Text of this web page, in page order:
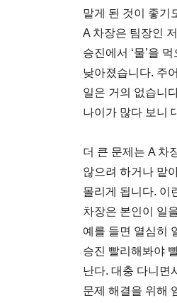
맡게 된 것이 좋기
A 차장은 팀장인
승진에서 ‘물’을
낮아졌습니다. 주
일은 거의 없습니
나이가 많다 보니
더 큰 문제는 A 차
않으려 하거나 맡
몰리게 됩니다. 이
차장은 본인이 일
예를 들면 열심히
승진 빨리해봐야
난다. 대충 다니면
문제 해결을 위해